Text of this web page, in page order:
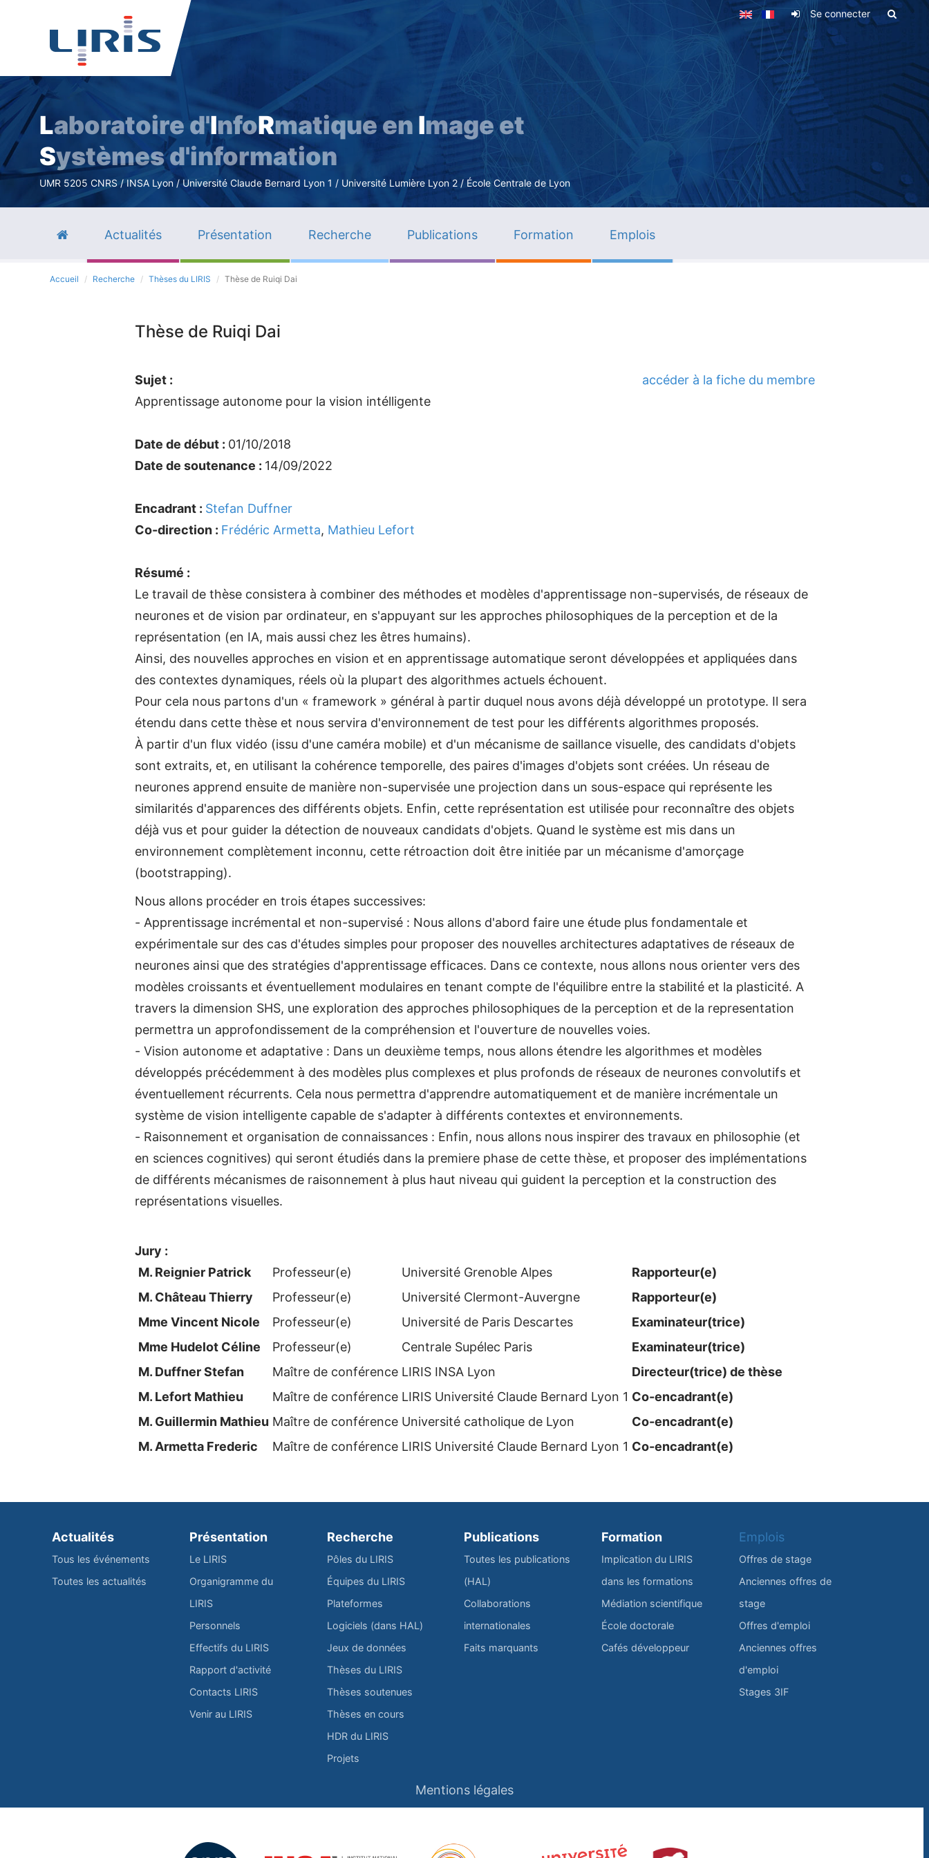
principal
Se connecter
Laboratoire d'InfoRmatique en Image et
Systèmes d'information
UMR 5205 CNRS / INSA Lyon / Université Claude Bernard Lyon 1 / Université Lumière Lyon 2 / École Centrale de Lyon
Actualités Présentation Recherche Publications Formation Emplois
Accueil Recherche Thèses du LIRIS Thèse de Ruiqi Dai
Thèse de Ruiqi Dai
accéder à la fiche du membre
Sujet :
Apprentissage autonome pour la vision intélligente
Date de début : 01/10/2018
Date de soutenance : 14/09/2022
Encadrant : Stefan Duffner
Co-direction : Frédéric Armetta, Mathieu Lefort
Résumé :
Le travail de thèse consistera à combiner des méthodes et modèles d'apprentissage non-supervisés, de réseaux de
neurones et de vision par ordinateur, en s'appuyant sur les approches philosophiques de la perception et de la
représentation (en IA, mais aussi chez les êtres humains).
Ainsi, des nouvelles approches en vision et en apprentissage automatique seront développées et appliquées dans
des contextes dynamiques, réels où la plupart des algorithmes actuels échouent.
Pour cela nous partons d'un « framework » général à partir duquel nous avons déjà développé un prototype. Il sera
étendu dans cette thèse et nous servira d'environnement de test pour les différents algorithmes proposés.
À partir d'un flux vidéo (issu d'une caméra mobile) et d'un mécanisme de saillance visuelle, des candidats d'objets
sont extraits, et, en utilisant la cohérence temporelle, des paires d'images d'objets sont créées. Un réseau de
neurones apprend ensuite de manière non-supervisée une projection dans un sous-espace qui représente les
similarités d'apparences des différents objets. Enfin, cette représentation est utilisée pour reconnaître des objets
déjà vus et pour guider la détection de nouveaux candidats d'objets. Quand le système est mis dans un
environnement complètement inconnu, cette rétroaction doit être initiée par un mécanisme d'amorçage
(bootstrapping).
Nous allons procéder en trois étapes successives:
- Apprentissage incrémental et non-supervisé : Nous allons d'abord faire une étude plus fondamentale et
expérimentale sur des cas d'études simples pour proposer des nouvelles architectures adaptatives de réseaux de
neurones ainsi que des stratégies d'apprentissage efficaces. Dans ce contexte, nous allons nous orienter vers des
modèles croissants et éventuellement modulaires en tenant compte de l'équilibre entre la stabilité et la plasticité. A
travers la dimension SHS, une exploration des approches philosophiques de la perception et de la representation
permettra un approfondissement de la compréhension et l'ouverture de nouvelles voies.
- Vision autonome et adaptative : Dans un deuxième temps, nous allons étendre les algorithmes et modèles
développés précédemment à des modèles plus complexes et plus profonds de réseaux de neurones convolutifs et
éventuellement récurrents. Cela nous permettra d'apprendre automatiquement et de manière incrémentale un
système de vision intelligente capable de s'adapter à différents contextes et environnements.
- Raisonnement et organisation de connaissances : Enfin, nous allons nous inspirer des travaux en philosophie (et
en sciences cognitives) qui seront étudiés dans la premiere phase de cette thèse, et proposer des implémentations
de différents mécanismes de raisonnement à plus haut niveau qui guident la perception et la construction des
représentations visuelles.
Jury :
M. Reignier Patrick
Professeur(e) Université Grenoble Alpes
Rapporteur(e)
M. Château Thierry
Professeur(e) Université Clermont-Auvergne
Rapporteur(e)
Mme Vincent Nicole
Professeur(e) Université de Paris Descartes
Examinateur​(trice)
Mme Hudelot Céline
Professeur(e) Centrale Supélec Paris
Examinateur​(trice)
M. Duffner Stefan
Maître de conférence LIRIS INSA Lyon
Directeur(trice) de thèse
M. Lefort Mathieu
Maître de conférence LIRIS Université Claude Bernard Lyon 1 Co-encadrant(e)
M. Guillermin Mathieu Maître de conférence Université catholique de Lyon
Co-encadrant(e)
M. Armetta Frederic
Maître de conférence LIRIS Université Claude Bernard Lyon 1 Co-encadrant(e)
Actualités
Tous les événements
Toutes les actualités
Présentation
Le LIRIS
Organigramme du
LIRIS
Personnels
Effectifs du LIRIS
Rapport d'activité
Contacts LIRIS
Venir au LIRIS
Recherche
Pôles du LIRIS
Équipes du LIRIS
Plateformes
Logiciels (dans HAL)
Jeux de données
Thèses du LIRIS
Thèses soutenues
Thèses en cours
HDR du LIRIS
Projets
Publications
Toutes les publications
(HAL)
Collaborations
internationales
Faits marquants
Formation
Implication du LIRIS
dans les formations
Médiation scientifique
École doctorale
Cafés développeur
Emplois
Offres de stage
Anciennes offres de
stage
Offres d'emploi
Anciennes offres
d'emploi
Stages 3IF
Mentions légales